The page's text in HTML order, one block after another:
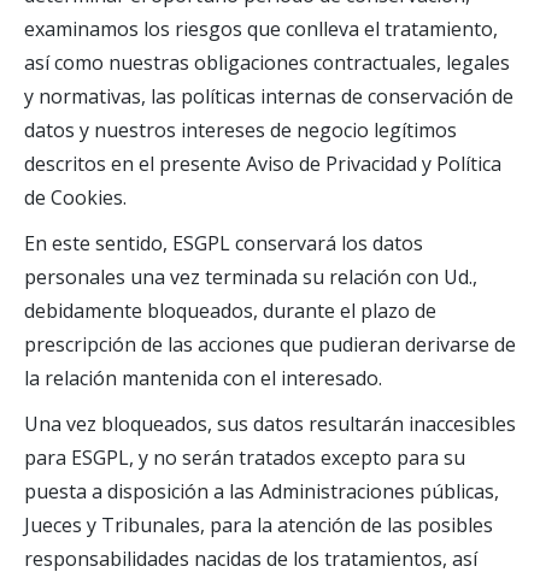
examinamos los riesgos que conlleva el tratamiento,
así como nuestras obligaciones contractuales, legales
y normativas, las políticas internas de conservación de
datos y nuestros intereses de negocio legítimos
descritos en el presente Aviso de Privacidad y Política
de Cookies.
En este sentido, ESGPL conservará los datos
personales una vez terminada su relación con Ud.,
debidamente bloqueados, durante el plazo de
prescripción de las acciones que pudieran derivarse de
la relación mantenida con el interesado.
Una vez bloqueados, sus datos resultarán inaccesibles
para ESGPL, y no serán tratados excepto para su
puesta a disposición a las Administraciones públicas,
Jueces y Tribunales, para la atención de las posibles
responsabilidades nacidas de los tratamientos, así